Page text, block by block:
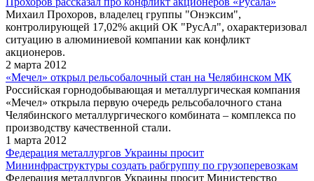
Михаил Прохоров, владелец группы "Онэксим",
контролирующей 17,02% акций ОК "РусАл", охарактеризовал
ситуацию в алюминиевой компании как конфликт
акционеров.
2 марта 2012
«Мечел» открыл рельсобалочный стан на Челябинском МК
Российская горнодобывающая и металлургическая компания
«Мечел» открыла первую очередь рельсобалочного стана
Челябинского металлургического комбината – комплекса по
производству качественной стали.
1 марта 2012
Федерация металлургов Украины просит
Мининфраструктуры создать рабгруппу по грузоперевозкам
Федерация металлургов Украины просит Министерство